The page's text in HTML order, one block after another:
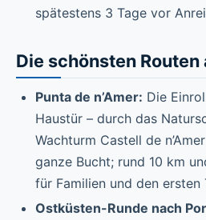
spätestens 3 Tage vor
Die schönsten Routen
Punta de n’Amer: Die
Haustür – durch das
Wachturm Castell de
ganze Bucht; rund 10 km
für Familien und den ersten
Ostküsten-Runde nach